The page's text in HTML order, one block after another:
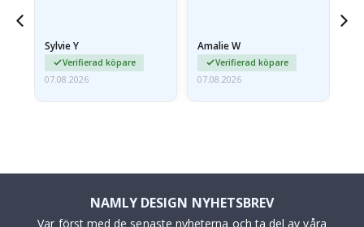
Sylvie Y
Verifierad köpare
07.08.2026
Amalie W
Verifierad köpare
07.08.2026
NAMLY DESIGN NYHETSBREV
Var först med de senaste nyheterna och ta del av våra